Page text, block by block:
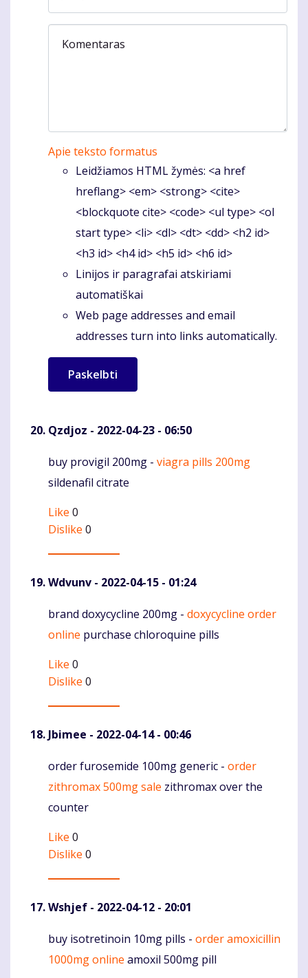
Komentaras
Apie teksto formatus
Leidžiamos HTML žymės: <a href
hreflang> <em> <strong> <cite>
<blockquote cite> <code> <ul type> <ol
start type> <li> <dl> <dt> <dd> <h2 id>
<h3 id> <h4 id> <h5 id> <h6 id>
Linijos ir paragrafai atskiriami
automatiškai
Web page addresses and email
addresses turn into links automatically.
Qzdjoz - 2022-04-23 - 06:50
Komentaras
buy provigil 200mg - viagra pills 200mg
sildenafil citrate
Like 0
Dislike 0
Wdvunv - 2022-04-15 - 01:24
Komentaras
brand doxycycline 200mg - doxycycline order
online purchase chloroquine pills
Like 0
Dislike 0
Jbimee - 2022-04-14 - 00:46
Komentaras
order furosemide 100mg generic - order
zithromax 500mg sale zithromax over the
counter
Like 0
Dislike 0
Wshjef - 2022-04-12 - 20:01
Komentaras
buy isotretinoin 10mg pills - order amoxicillin
1000mg online amoxil 500mg pill